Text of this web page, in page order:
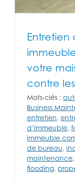
Entretien
votre
contre
Mots-clés :
Business
entretien,
d’immeuble,
immeuble
de bureau,
maintenance,
flooding,